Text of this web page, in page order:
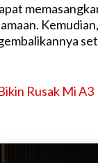
Rusak Mi A3